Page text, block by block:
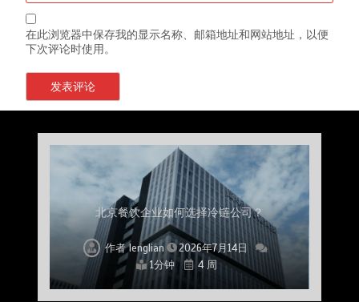
在此浏览器中保存我的显示名称、邮箱地址和网站地址，以便
下次评论时使用。
上海餐饮连锁加速，冷链配送如何破解冻品食材
流通难题？
作者lenglian
2026年7月14日
1分钟
4 周
杭州中央厨房布局餐饮连锁，冷链配送如何打通
关键一环
作者lenglian
2026年7月14日
1分钟
4 周
北京餐饮企业如何选择冷链公司？
作者lenglian
2026年7月14日
1分钟
4 周
深圳冷链物流如何护航餐饮连锁？冻品食材流通
全解析
作者lenglian
2026年7月14日
1分钟
4 周
北京餐饮仓配一体化的核心价值与落地实践解析
作者lenglian
2026年7月14日
1分钟
4 周
武汉冻品配送三要素：控温、时效、低成本如何
兼得？
作者lenglian
2026年7月14日
1分钟
4 周
重庆冷链布局解冻食材运输密码，餐饮连锁如何
稳控品质？
作者lenglian
2026年7月14日
1分钟
4 周